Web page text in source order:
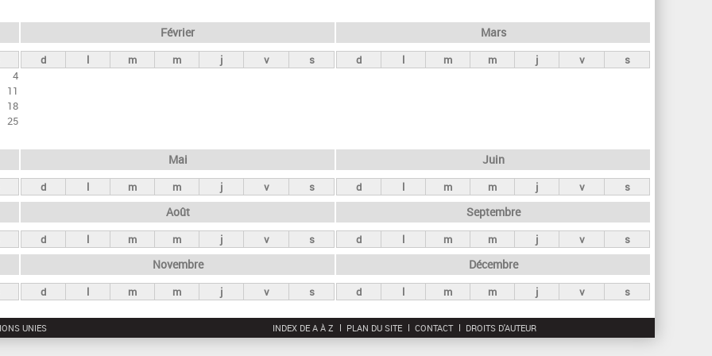
r
c
4
11
18
25
Février
d l m m j v s
Mars
d l m m j v s
Mai
d l m m j v s
Juin
d l m m j v s
Août
d l m m j v s
Septembre
d l m m j v s
Novembre
d l m m j v s
Décembre
d l m m j v s
UNIES INDEX DE A À Z PLAN DU SITE CONTACT DROITS D'AUTEUR